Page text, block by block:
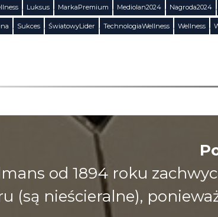
, Luksus , MarkaPremium , Mediolan2024 , Nagroda2024 ,
, Sukces , ŚwiatowyLider , TechnologiaWellness , Wellness ,
od 1894 roku
(są nieścieralne),